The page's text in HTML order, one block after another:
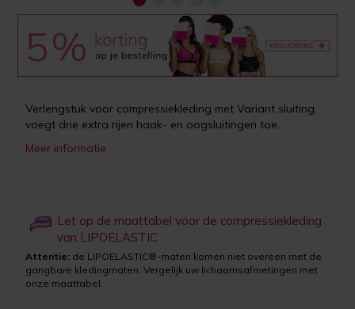
Verlengstuk voor compressiekleding met Variant sluiting,
voegt drie extra rijen haak- en oogsluitingen toe.
Meer informatie
Let op de maattabel voor de compressiekleding
van LIPOELASTIC
Attentie: de LIPOELASTIC®-maten komen niet overeen met de
gangbare kledingmaten. Vergelijk uw lichaamsafmetingen met
onze maattabel.